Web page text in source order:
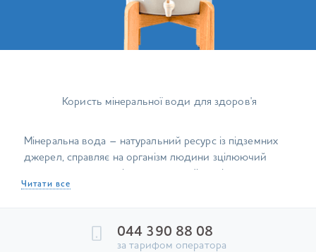
Користь мінеральної води для здоров'я
Мінеральна вода – натуральний ресурс із підземних
джерел, справляє на організм людини зцілюючий
компонентів та особливостей хімічного складу.
через гірські та земні породи з різноманітними
Читати все
044 390 88 08
за тарифом оператора